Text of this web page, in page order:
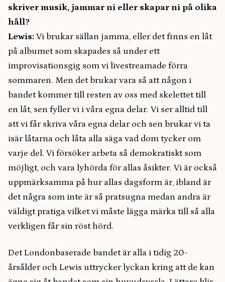
skriver musik, jammar ni eller skapar ni på olika
håll?
Lewis: Vi brukar sällan jamma, eller det finns en låt
på albumet som skapades så under ett
improvisationsgig som vi livestreamade förra
sommaren. Men det brukar vara så att någon i
bandet kommer till resten av oss med skelettet till
en låt, sen fyller vi i våra egna delar. Vi ser alltid till
att vi får skriva våra egna delar och sen brukar vi ta
isär låtarna och låta alla säga vad dom tycker om
varje del. Vi försöker arbeta så demokratiskt som
möjligt, och vara lyhörda för allas åsikter. Vi är också
uppmärksamma på hur allas dagsform är, ibland är
det några som inte är så pratsugna medan andra är
väldigt pratiga vilket vi måste lägga märka till så alla
verkligen får sin röst hörd.
Det Londonbaserade bandet är alla i tidig 20-
årsålder och Lewis uttrycker lyckan kring att de kan